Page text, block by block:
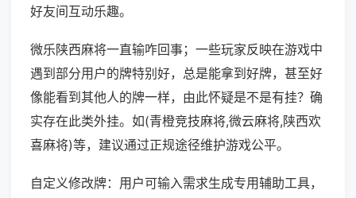
好友间互动乐趣。
微乐陕西麻将一直输咋回事；一些玩家反映在游戏中
遇到部分用户的牌特别好，总是能拿到好牌，甚至好
像能看到其他人的牌一样，由此怀疑是不是有挂？确
实存在此类外挂。如(青橙竞技麻将,微云麻将,陕西欢
喜麻将)等，建议通过正规途径维护游戏公平。
自定义修改牌：用户可输入需求生成专用辅助工具，